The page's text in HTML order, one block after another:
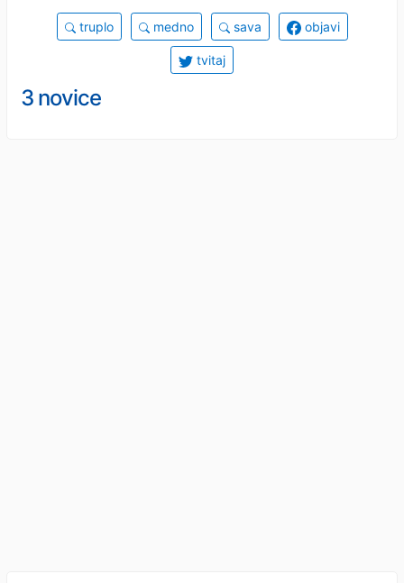
truplo medno sava objavi
tvitaj
3 novice